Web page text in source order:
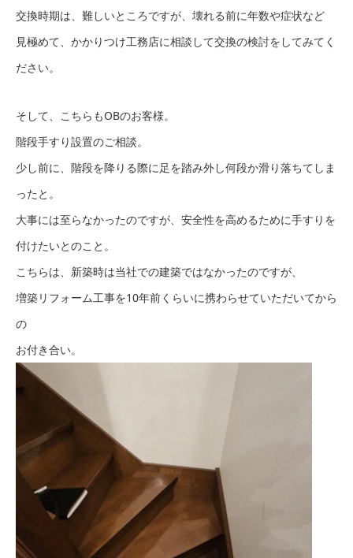
交換時期は、難しいところですが、壊れる前に年数や症状など
見極めて、かかりつけ工務店に相談して交換の検討をしてみてく
ださい。
そして、こちらもOBのお客様。
階段手すり設置のご相談。
少し前に、階段を降りる際に足を踏み外し何段か滑り落ちてしま
ったと。
大事には至らなかったのですが、安全性を高めるために手すりを
付けたいとのこと。
こちらは、新築時は当社での建築ではなかったのですが、
増築リフォーム工事を10年前くらいに携わらせていただいてから
の
お付き合い。